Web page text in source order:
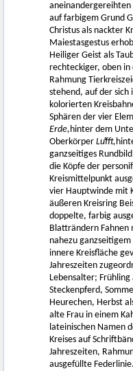
aneinandergereihten
auf farbigem Grund
Christus als nackter
Maiestasgestus
Heiliger Geist als
rechteckiger, oben
Rahmung
stehend, auf der
kolorierten
Sphären der vier
Erde,hinter dem
Oberkörper Luͦfft,
ganzseitiges
die Köpfe der
Kreismittelpunkt
vier Hauptwinde mit
äußeren Kreisring
doppelte, farbig
Blatträndern Fahnen
nahezu
innere Kreisfläche
Jahreszeiten
Lebensalter;
Steckenpferd,
Heurechen, Herbst
alte Frau in einem
lateinischen Namen
Kreises auf
Jahreszeiten,
ausgefüllte